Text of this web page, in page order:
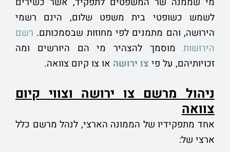
לשמש כשופטי בית משפט שלום, הינם רשמי
הירושה, והם מתמנים לפי מחוזות שבסמכותם. רשם
הירושות מוסמך להצהיר מי הם היורשים ומה
זכויותיהם, על פי צו ירושה או צו קיום צוואה.
ניהול מרשם צו ירושה וצווי קיום
צוואה
אחד מתפקידיו של הממונה הארצי, לנהל מרשם כלל
ארצי של: